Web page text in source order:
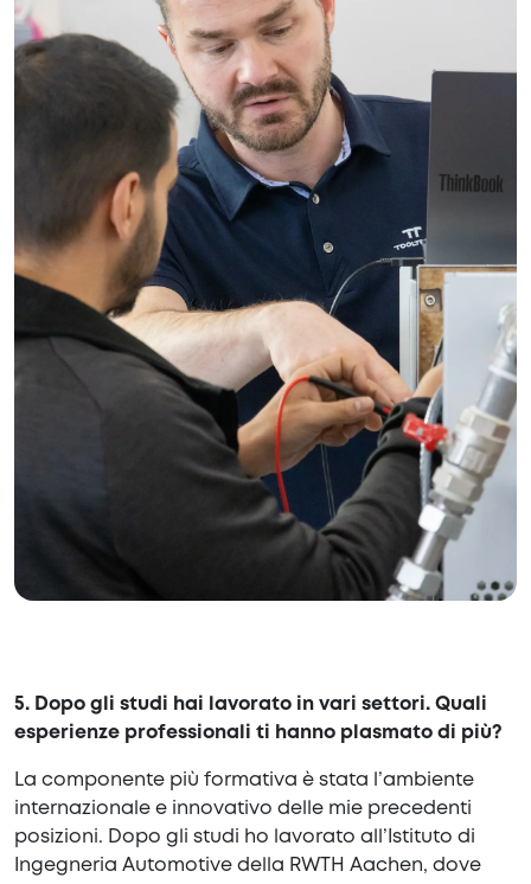
5. Dopo gli studi hai lavorato in vari settori. Quali
esperienze professionali ti hanno plasmato di più?
La componente più formativa è stata l’ambiente
internazionale e innovativo delle mie precedenti
posizioni. Dopo gli studi ho lavorato all’Istituto di
Ingegneria Automotive della RWTH Aachen, dove